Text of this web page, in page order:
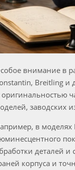
внимание в
Breitling и
заводских
в моделях
деталей и
корпуса и